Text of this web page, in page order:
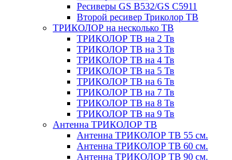
Ресиверы GS B532/GS C5911
Второй ресивер Триколор ТВ
ТРИКОЛОР на несколько ТВ
ТРИКОЛОР ТВ на 2 Тв
ТРИКОЛОР ТВ на 3 Тв
ТРИКОЛОР ТВ на 4 Тв
ТРИКОЛОР ТВ на 5 Тв
ТРИКОЛОР ТВ на 6 Тв
ТРИКОЛОР ТВ на 7 Тв
ТРИКОЛОР ТВ на 8 Тв
ТРИКОЛОР ТВ на 9 Тв
Антенна ТРИКОЛОР ТВ
Антенна ТРИКОЛОР ТВ 55 см.
Антенна ТРИКОЛОР ТВ 60 см.
Антенна ТРИКОЛОР ТВ 90 см.